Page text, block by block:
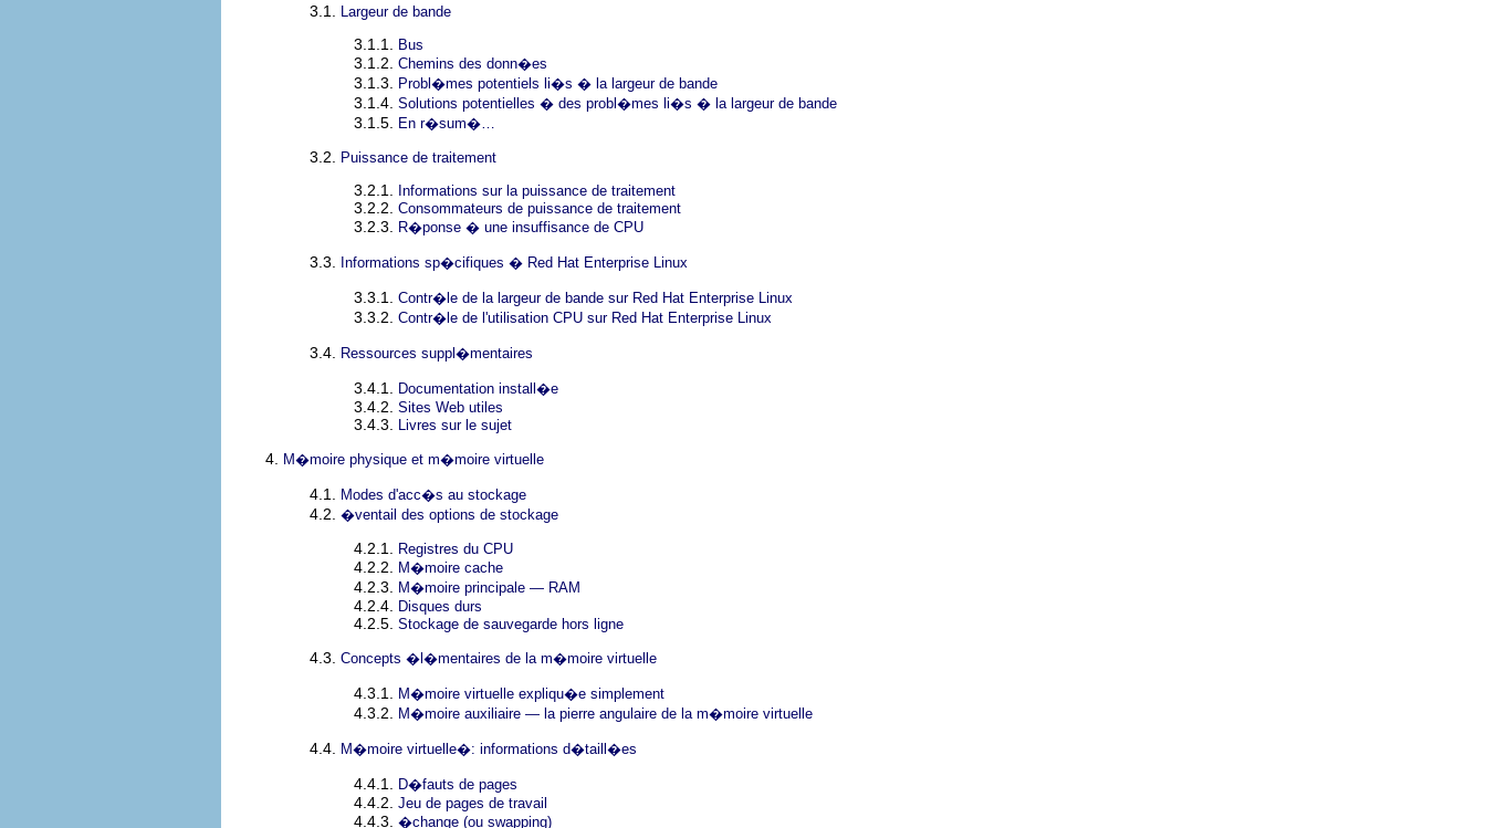
3.1. Largeur de bande
3.1.1. Bus
3.1.2. Chemins des donn�es
3.1.3. Probl�mes potentiels li�s � la largeur de bande
3.1.4. Solutions potentielles � des probl�mes li�s � la largeur de bande
3.1.5. En r�sum�…
3.2. Puissance de traitement
3.2.1. Informations sur la puissance de traitement
3.2.2. Consommateurs de puissance de traitement
3.2.3. R�ponse � une insuffisance de CPU
3.3. Informations sp�cifiques � Red Hat Enterprise Linux
3.3.1. Contr�le de la largeur de bande sur Red Hat Enterprise Linux
3.3.2. Contr�le de l'utilisation CPU sur Red Hat Enterprise Linux
3.4. Ressources suppl�mentaires
3.4.1. Documentation install�e
3.4.2. Sites Web utiles
3.4.3. Livres sur le sujet
4. M�moire physique et m�moire virtuelle
4.1. Modes d'acc�s au stockage
4.2. �ventail des options de stockage
4.2.1. Registres du CPU
4.2.2. M�moire cache
4.2.3. M�moire principale — RAM
4.2.4. Disques durs
4.2.5. Stockage de sauvegarde hors ligne
4.3. Concepts �l�mentaires de la m�moire virtuelle
4.3.1. M�moire virtuelle expliqu�e simplement
4.3.2. M�moire auxiliaire — la pierre angulaire de la m�moire virtuelle
4.4. M�moire virtuelle�: informations d�taill�es
4.4.1. D�fauts de pages
4.4.2. Jeu de pages de travail
4.4.3. �change (ou swapping)